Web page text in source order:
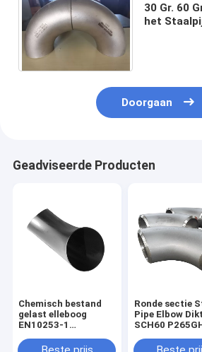
30 Gr. 60
het
Doorgaan
Geadviseerde Producten
Chemisch bestand
gelast elleboog
EN10253-1
B2313 Voor
Ronde sectie
Pipe Elbow
SCH60